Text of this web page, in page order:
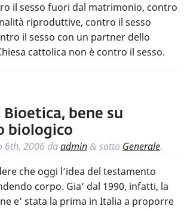
il sesso fuori dal matrimonio, contro
riproduttive, contro il sesso
il sesso con un partner dello
cattolica non è contro il sesso.
bene su
biologico
6th, 2006 daadmin & sotto Generale.
che oggi l’idea del testamento
corpo. Gia’ dal 1990, infatti, la
e’ stata la prima in Italia a proporre